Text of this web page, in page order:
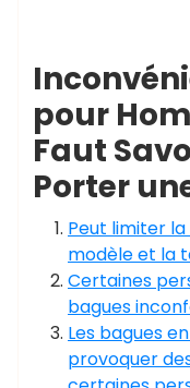
pour
Faut
Porter
Peut limiter
modèle et la
Certaines
bagues
Les bagues
provoquer